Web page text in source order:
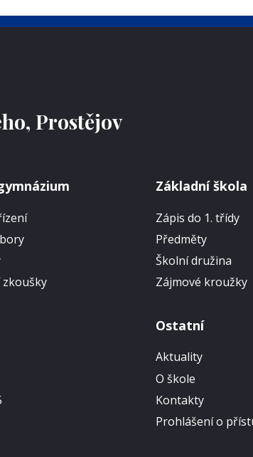
Prostějov
Základní škola
Zápis do 1. třídy
Předměty
Školní družina
Zájmové kroužky
Ostatní
Aktuality
O škole
Kontakty
Prohlášení o